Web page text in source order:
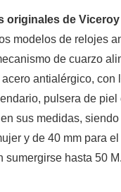
originales de Viceroy
modelos de relojes
de cuarzo
antialérgico, con
pulsera de
sus medidas, siendo
y de 40 mm para
sumergirse hasta 50 M.